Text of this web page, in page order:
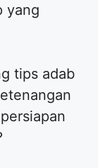
yang
tips adab